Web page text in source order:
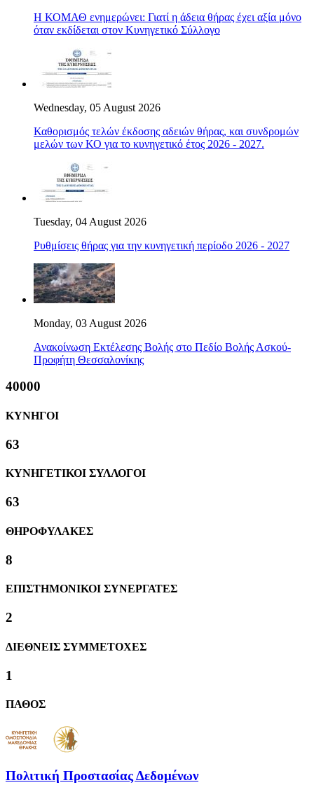
Η ΚΟΜΑΘ ενημερώνει: Γιατί η άδεια θήρας έχει αξία μόνο
όταν εκδίδεται στον Κυνηγετικό Σύλλογο
Wednesday, 05 August 2026
Καθορισμός τελών έκδοσης αδειών θήρας, και συνδρομών
μελών των ΚΟ για το κυνηγετικό έτος 2026 - 2027.
Tuesday, 04 August 2026
Ρυθμίσεις θήρας για την κυνηγετική περίοδο 2026 - 2027
Monday, 03 August 2026
Ανακοίνωση Εκτέλεσης Βολής στο Πεδίο Βολής Ασκού-
Προφήτη Θεσσαλονίκης
40000
ΚΥΝΗΓΟΙ
63
ΚΥΝΗΓΕΤΙΚΟΙ ΣΥΛΛΟΓΟΙ
63
ΘΗΡΟΦΥΛΑΚΕΣ
8
ΕΠΙΣΤΗΜΟΝΙΚΟΙ ΣΥΝΕΡΓΑΤΕΣ
2
ΔΙΕΘΝΕΙΣ ΣΥΜΜΕΤΟΧΕΣ
1
ΠΑΘΟΣ
Πολιτική Προστασίας Δεδομένων